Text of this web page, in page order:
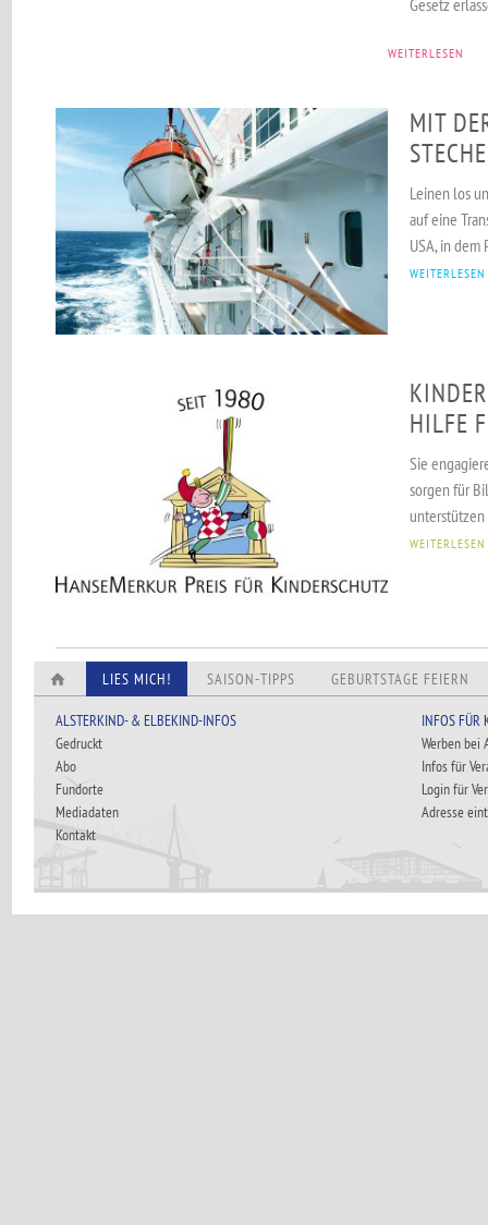
Gesetz
WEITERLESEN
MIT
Leinen los
auf eine
USA, in dem
WEITERLESEN
HILFE
Sie
sorgen für
WEITERLESEN
LIES MICH! SAISON-TIPPS GEBURTSTAGE FEIERN
ALSTERKIND- & ELBEKIND-INFOS
Gedruckt
Abo
Fundorte
Mediadaten
Kontakt
INFOS FÜR
Werben bei
Infos für
Login für
Adresse